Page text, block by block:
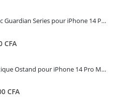
Coque antichoc Guardian Series pour iPhone 14 Pro Max - TORRAS
CFA
000 CFA.
Coque Magnétique Ostand pour iPhone 14 Pro Max - Violet Foncé - TORRAS
CFA